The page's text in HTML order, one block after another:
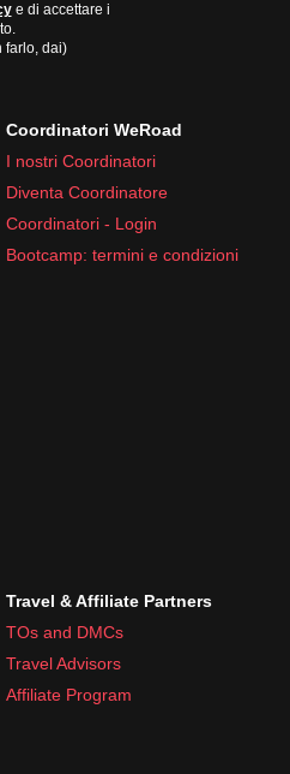
e di accettare i
farlo, dai)
Coordinatori WeRoad
I nostri Coordinatori
Diventa Coordinatore
Coordinatori - Login
Bootcamp: termini e condizioni
Travel & Affiliate Partners
TOs and DMCs
Travel Advisors
Affiliate Program